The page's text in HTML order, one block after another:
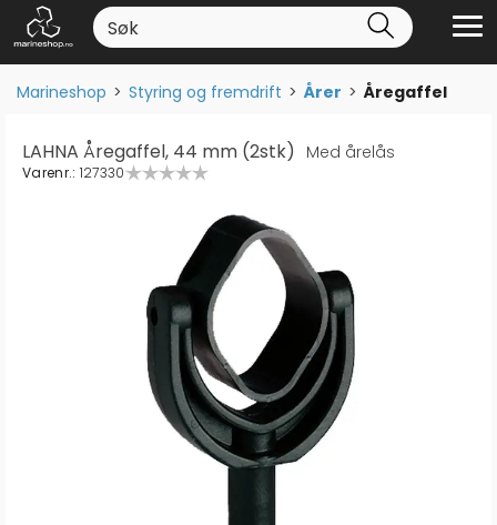
Marineshop>Styring og fremdrift>Årer>Åregaffel
LAHNA Åregaffel, 44 mm (2stk) Med årelås
Varenr.: 127330